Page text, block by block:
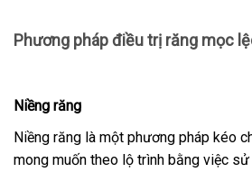
Phương pháp điều trị răng mọc
Niềng răng
Niềng răng là một phương pháp kéo
mong muốn theo lộ trình bằng việc